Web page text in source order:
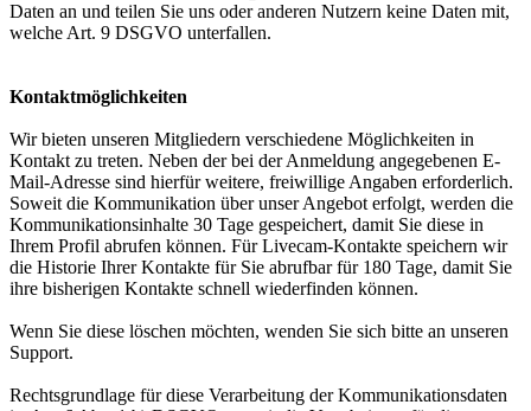
Daten an und teilen Sie uns oder anderen Nutzern keine Daten mit,
welche Art. 9 DSGVO unterfallen.
Kontaktmöglichkeiten
Wir bieten unseren Mitgliedern verschiedene Möglichkeiten in
Kontakt zu treten. Neben der bei der Anmeldung angegebenen E-
Mail-Adresse sind hierfür weitere, freiwillige Angaben erforderlich.
Soweit die Kommunikation über unser Angebot erfolgt, werden die
Kommunikationsinhalte 30 Tage gespeichert, damit Sie diese in
Ihrem Profil abrufen können. Für Livecam-Kontakte speichern wir
die Historie Ihrer Kontakte für Sie abrufbar für 180 Tage, damit Sie
ihre bisherigen Kontakte schnell wiederfinden können.
Wenn Sie diese löschen möchten, wenden Sie sich bitte an unseren
Support.
Rechtsgrundlage für diese Verarbeitung der Kommunikationsdaten